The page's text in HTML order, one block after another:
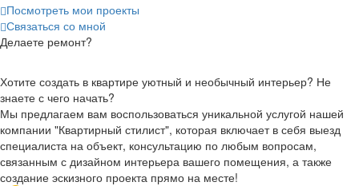
Посмотреть мои проекты
Связаться со мной
Делаете ремонт?
Хотите создать в квартире уютный и необычный интерьер? Не
знаете с чего начать?
Мы предлагаем вам воспользоваться уникальной услугой нашей
компании "Квартирный стилист", которая включает в себя выезд
специалиста на объект, консультацию по любым вопросам,
связанным с дизайном интерьера вашего помещения, а также
создание эскизного проекта прямо на месте!